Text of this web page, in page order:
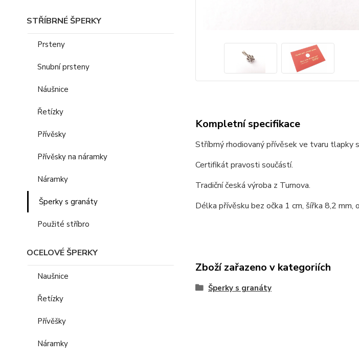
STŘÍBRNÉ ŠPERKY
Prsteny
Snubní prsteny
Náušnice
Řetízky
Přívěsky
Přívěsky na náramky
Náramky
Šperky s granáty
Použité stříbro
OCELOVÉ ŠPERKY
Naušnice
Řetízky
Přívěšky
Náramky
Kompletní specifikace
Stříbrný rhodiovaný přívěsek ve tvaru tlapky
Certifikát pravosti součástí.
Tradiční česká výroba z Turnova.
Délka přívěsku bez očka 1 cm, šířka 8,2 mm,
Zboží zařazeno v kategoriích
Šperky s granáty